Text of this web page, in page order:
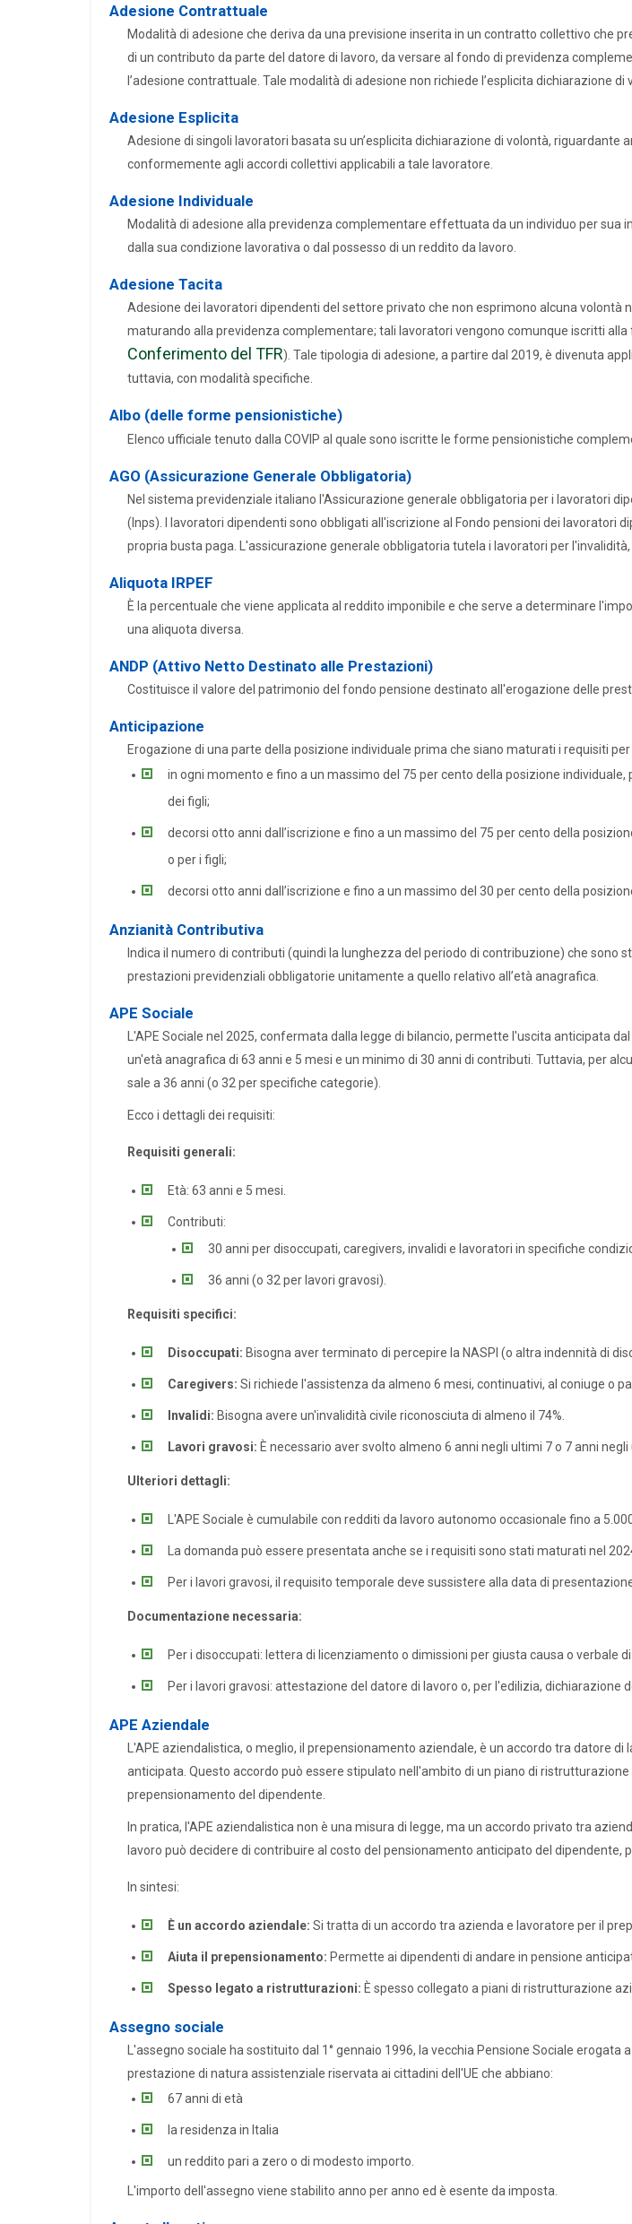
Adesione Contrattuale
Modalità di adesione che deriva da una previsione inserita in un contratto collettivo che
di un contributo da parte del datore di lavoro, da versare al fondo di previdenza
l’adesione contrattuale. Tale modalità di adesione non richiede l’esplicita dichiarazione
Adesione Esplicita
Adesione di singoli lavoratori basata su un’esplicita dichiarazione di volontà, riguardante
conformemente agli accordi collettivi applicabili a tale lavoratore.
Adesione Individuale
Modalità di adesione alla previdenza complementare effettuata da un individuo per sua
dalla sua condizione lavorativa o dal possesso di un reddito da lavoro.
Adesione Tacita
Adesione dei lavoratori dipendenti del settore privato che non esprimono alcuna
maturando alla previdenza complementare; tali lavoratori vengono comunque iscritti
Conferimento del TFR). Tale tipologia di adesione, a partire dal 2019, è divenuta
tuttavia, con modalità specifiche.
Albo (delle forme pensionistiche)
Elenco ufficiale tenuto dalla COVIP al quale sono iscritte le forme pensionistiche
AGO (Assicurazione Generale Obbligatoria)
Nel sistema previdenziale italiano l'Assicurazione generale obbligatoria per i lavoratori
(Inps). I lavoratori dipendenti sono obbligati all'iscrizione al Fondo pensioni dei
propria busta paga. L'assicurazione generale obbligatoria tutela i lavoratori per l'invalidità,
Aliquota IRPEF
È la percentuale che viene applicata al reddito imponibile e che serve a determinare
una aliquota diversa.
ANDP (Attivo Netto Destinato alle Prestazioni)
Costituisce il valore del patrimonio del fondo pensione destinato all'erogazione delle
Anticipazione
Erogazione di una parte della posizione individuale prima che siano maturati i requisiti
in ogni momento e fino a un massimo del 75 per cento della posizione
dei figli;
decorsi otto anni dall’iscrizione e fino a un massimo del 75 per cento della
o per i figli;
decorsi otto anni dall’iscrizione e fino a un massimo del 30 per cento della
Anzianità Contributiva
Indica il numero di contributi (quindi la lunghezza del periodo di contribuzione) che sono
prestazioni previdenziali obbligatorie unitamente a quello relativo all’età anagrafica.
APE Sociale
L'APE Sociale nel 2025, confermata dalla legge di bilancio, permette l'uscita anticipata
un'età anagrafica di 63 anni e 5 mesi e un minimo di 30 anni di contributi. Tuttavia, per
sale a 36 anni (o 32 per specifiche categorie).
Ecco i dettagli dei requisiti:
Requisiti generali:
Età: 63 anni e 5 mesi.
Contributi:
30 anni per disoccupati, caregivers, invalidi e lavoratori in specifiche
36 anni (o 32 per lavori gravosi).
Requisiti specifici:
Disoccupati: Bisogna aver terminato di percepire la NASPI (o altra indennità di
Caregivers: Si richiede l'assistenza da almeno 6 mesi, continuativi, al coniuge o
Invalidi: Bisogna avere un'invalidità civile riconosciuta di almeno il 74%.
Lavori gravosi: È necessario aver svolto almeno 6 anni negli ultimi 7 o 7 anni
Ulteriori dettagli:
L'APE Sociale è cumulabile con redditi da lavoro autonomo occasionale fino a
La domanda può essere presentata anche se i requisiti sono stati maturati nel
Per i lavori gravosi, il requisito temporale deve sussistere alla data di
Documentazione necessaria:
Per i disoccupati: lettera di licenziamento o dimissioni per giusta causa o verbale
Per i lavori gravosi: attestazione del datore di lavoro o, per l'edilizia, dichiarazione
APE Aziendale
L'APE aziendalistica, o meglio, il prepensionamento aziendale, è un accordo tra datore
anticipata. Questo accordo può essere stipulato nell'ambito di un piano di
prepensionamento del dipendente.
In pratica, l'APE aziendalistica non è una misura di legge, ma un accordo privato tra
lavoro può decidere di contribuire al costo del pensionamento anticipato del dipendente,
In sintesi:
È un accordo aziendale: Si tratta di un accordo tra azienda e lavoratore per il
Aiuta il prepensionamento: Permette ai dipendenti di andare in pensione
Spesso legato a ristrutturazioni: È spesso collegato a piani di ristrutturazione
Assegno sociale
L'assegno sociale ha sostituito dal 1° gennaio 1996, la vecchia Pensione Sociale
prestazione di natura assistenziale riservata ai cittadini dell'UE che abbiano:
67 anni di età
la residenza in Italia
un reddito pari a zero o di modesto importo.
L'importo dell'assegno viene stabilito anno per anno ed è esente da imposta.